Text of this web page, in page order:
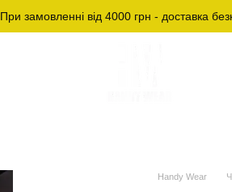
При замовленні від 4000 грн - доставка
Handy Wear